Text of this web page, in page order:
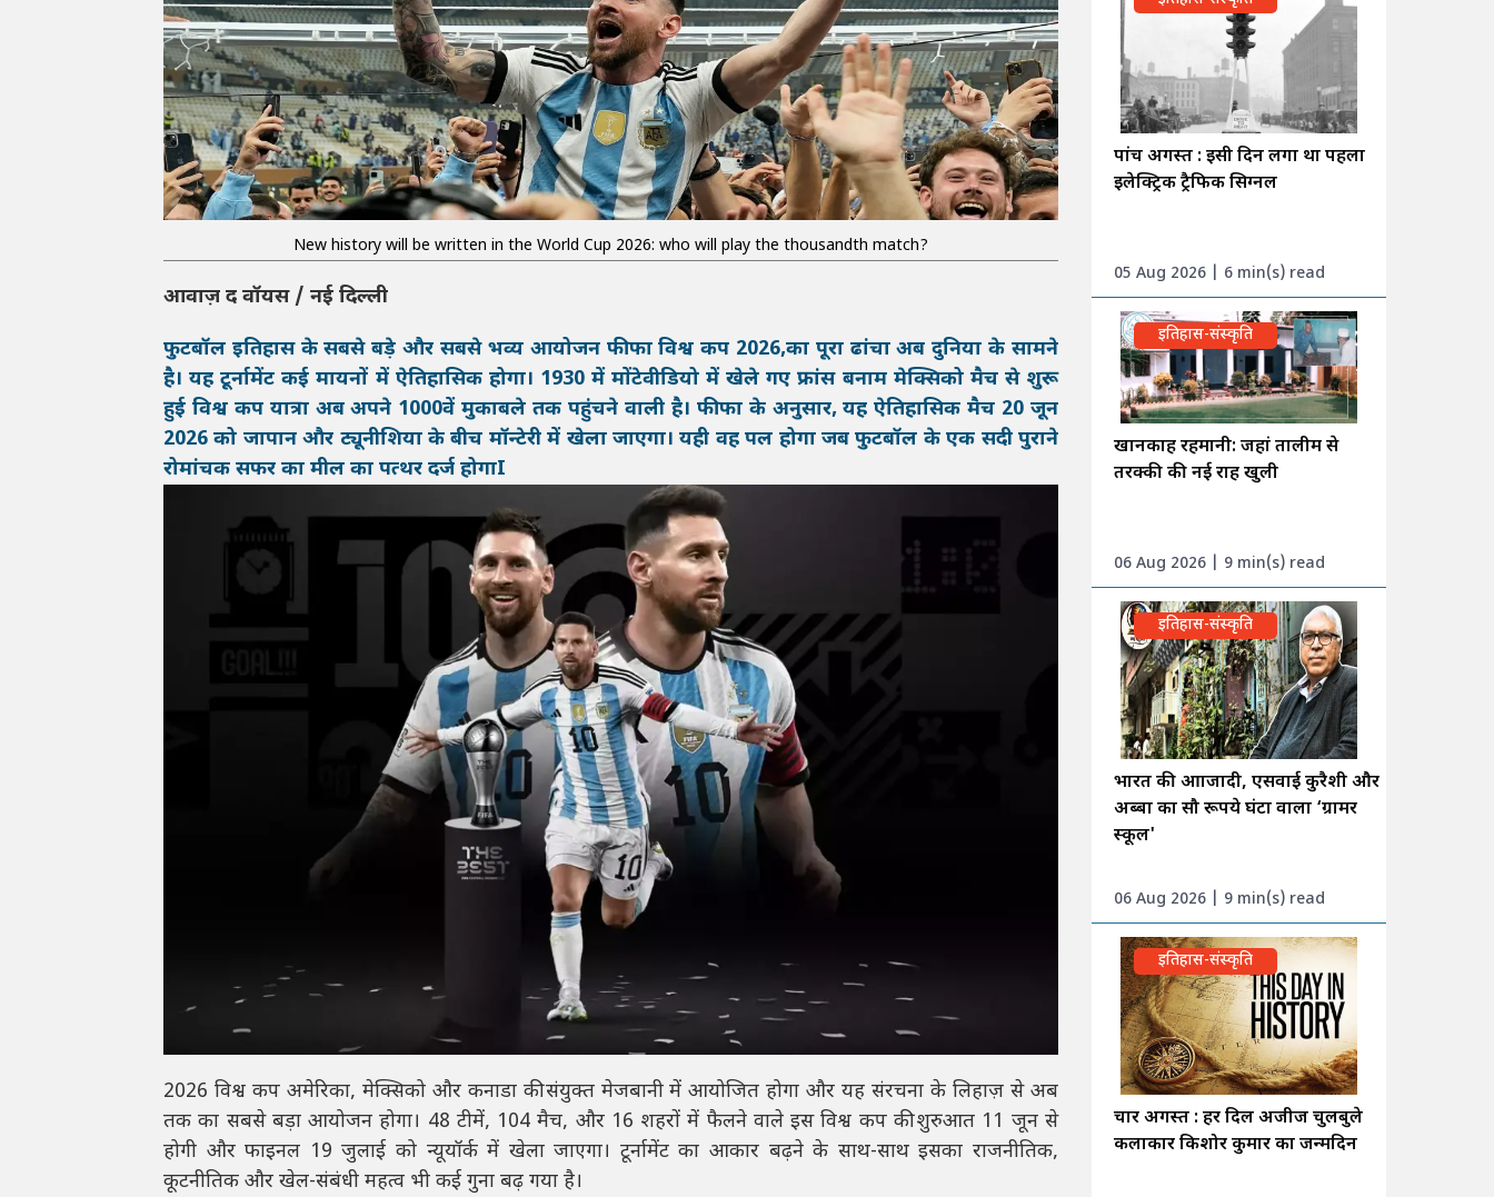
New history will be written in the World Cup 2026: who will play the thousandth match?
आवाज़ द वॉयस / नई दिल्ली
फुटबॉल इतिहास के सबसे बड़े और सबसे भव्य आयोजन फीफा विश्व कप 2026,का पूरा ढांचा अब दुनिया के सामने
है। यह टूर्नामेंट कई मायनों में ऐतिहासिक होगा। 1930 में मोंटेवीडियो में खेले गए फ्रांस बनाम मेक्सिको मैच से शुरू
हुई विश्व कप यात्रा अब अपने 1000वें मुकाबले तक पहुंचने वाली है। फीफा के अनुसार, यह ऐतिहासिक मैच 20 जून
2026 को जापान और ट्यूनीशिया के बीच मॉन्टेरी में खेला जाएगा। यही वह पल होगा जब फुटबॉल के एक सदी पुराने
रोमांचक सफर का मील का पत्थर दर्ज होगाI
2026 विश्व कप अमेरिका, मेक्सिको और कनाडा की संयुक्त मेजबानी में आयोजित होगा और यह संरचना के लिहाज़ से अब
तक का सबसे बड़ा आयोजन होगा। 48 टीमें, 104 मैच, और 16 शहरों में फैलने वाले इस विश्व कप की शुरुआत 11 जून से
होगी और फाइनल 19 जुलाई को न्यूयॉर्क में खेला जाएगा। टूर्नामेंट का आकार बढ़ने के साथ-साथ इसका राजनीतिक,
कूटनीतिक और खेल-संबंधी महत्व भी कई गुना बढ़ गया है।
पांच अगस्त : इसी दिन लगा था पहला
इलेक्ट्रिक ट्रैफिक सिग्नल
05 Aug 2026 | 6 min(s) read
इतिहास-संस्कृति
खानकाह रहमानी: जहां तालीम से
तरक्की की नई राह खुली
06 Aug 2026 | 9 min(s) read
इतिहास-संस्कृति
भारत की आाजादी, एसवाई कुरैशी और
अब्बा का सौ रूपये घंटा वाला ‘ग्रामर
स्कूल'
06 Aug 2026 | 9 min(s) read
इतिहास-संस्कृति
चार अगस्त : हर दिल अजीज चुलबुले
कलाकार किशोर कुमार का जन्मदिन